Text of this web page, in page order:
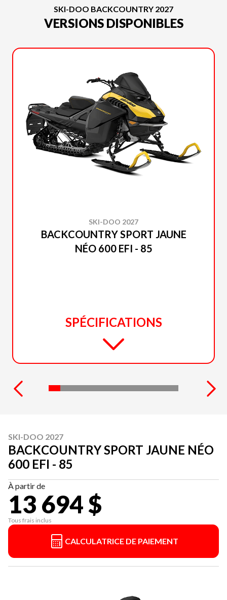
SKI-DOO BACKCOUNTRY 2027
VERSIONS DISPONIBLES
SKI-DOO 2027
BACKCOUNTRY SPORT JAUNE
NÉO 600 EFI - 85
SPÉCIFICATIONS
SKI-DOO 2027
BACKCOUNTRY SPORT JAUNE NÉO
600 EFI - 85
À partir de
13 694 $
Tous frais inclus
CALCULATRICE DE PAIEMENT